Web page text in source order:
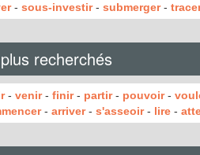
- sous-investir- submerger-
recherchés
- venir- finir- partir- pouvoir-
- arriver- s'asseoir- lire -